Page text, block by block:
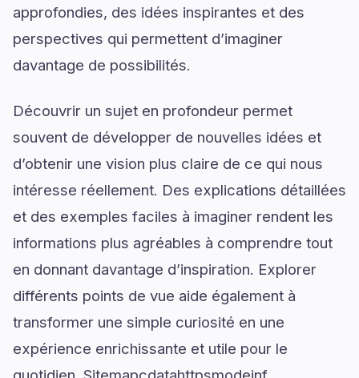
approfondies, des idées inspirantes et des
perspectives qui permettent d’imaginer
davantage de possibilités.
Découvrir un sujet en profondeur permet
souvent de développer de nouvelles idées et
d’obtenir une vision plus claire de ce qui nous
intéresse réellement. Des explications détaillées
et des exemples faciles à imaginer rendent les
informations plus agréables à comprendre tout
en donnant davantage d’inspiration. Explorer
différents points de vue aide également à
transformer une simple curiosité en une
expérience enrichissante et utile pour le